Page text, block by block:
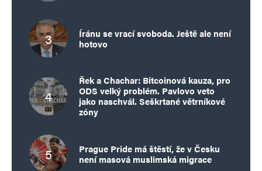
Íránu se vrací svoboda. Ještě ale není
hotovo
Řek a Chachar: Bitcoinová kauza, pro
ODS velký problém. Pavlovo veto
jako naschvál. Seškrtané větrníkové
zóny
Prague Pride má štěstí, že v Česku
není masová muslimská migrace